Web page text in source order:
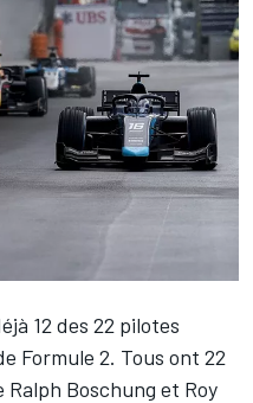
12 des 22 pilotes
Formule 2. Tous ont 22
Ralph Boschung et Roy